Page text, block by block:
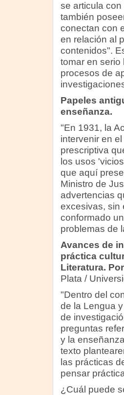
se articula
también
conectan con
en relación al
contenidos".
tomar en serio
procesos de
Papeles
enseñanza.
"En 1931, la
intervenir en
prescriptiva
los usos
que aquí
Ministro de
advertencias
excesivas, sin
conformado
problemas de
Avances de
práctica
Literatura.
Plata /
"Dentro del
de la Lengua
de
preguntas
y la
texto
las prácticas
pensar
¿Cuál puede